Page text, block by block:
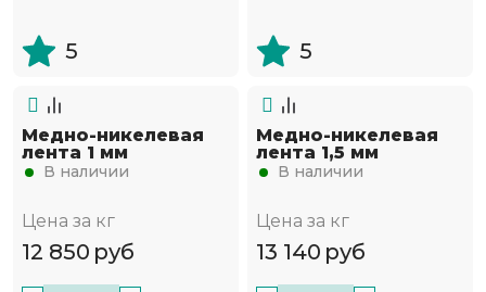
5 5
Медно-никелевая
лента 1 мм
В наличии
Цена за кг
12 850 руб
Медно-никелевая
лента 1,5 мм
В наличии
Цена за кг
13 140 руб